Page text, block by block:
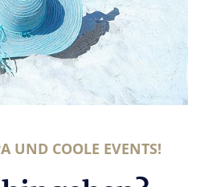
UND COOLE EVENTS!